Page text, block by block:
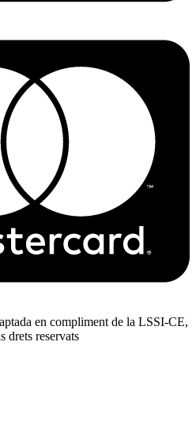
en compliment de la LSSI-CE,
drets reservats